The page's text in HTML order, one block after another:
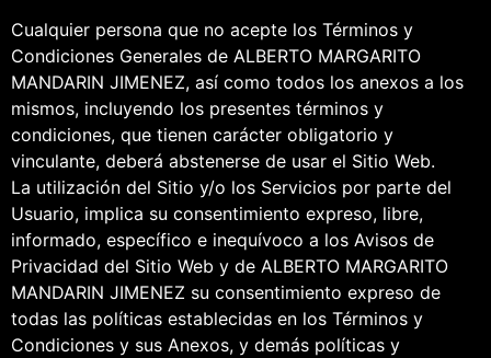
Cualquier persona que no acepte los Términos y
Condiciones Generales de ALBERTO MARGARITO
MANDARIN JIMENEZ, así como todos los anexos a los
mismos, incluyendo los presentes términos y
condiciones, que tienen carácter obligatorio y
vinculante, deberá abstenerse de usar el Sitio Web.
La utilización del Sitio y/o los Servicios por parte del
Usuario, implica su consentimiento expreso, libre,
informado, específico e inequívoco a los Avisos de
Privacidad del Sitio Web y de ALBERTO MARGARITO
MANDARIN JIMENEZ su consentimiento expreso de
todas las políticas establecidas en los Términos y
Condiciones y sus Anexos, y demás políticas y